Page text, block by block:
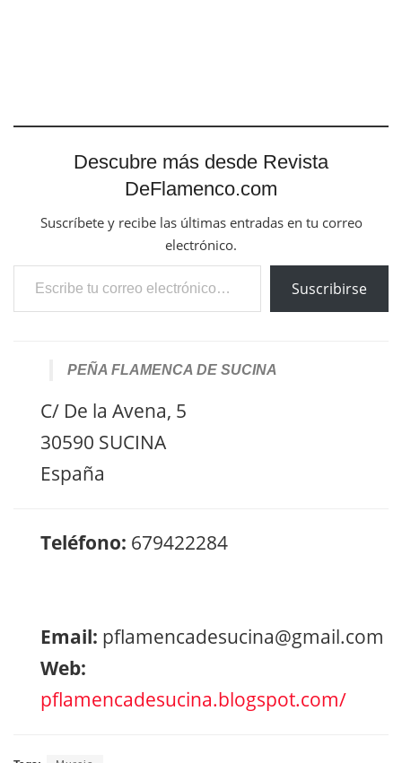
Descubre más desde Revista
DeFlamenco.com
Suscríbete y recibe las últimas entradas en tu correo
electrónico.
Escribe tu correo electrónico…
Suscribirse
PEÑA FLAMENCA DE SUCINA
C/ De la Avena, 5
30590 SUCINA
España
Teléfono: 679422284
Email: pflamencadesucina@gmail.com
Web:
pflamencadesucina.blogspot.com/